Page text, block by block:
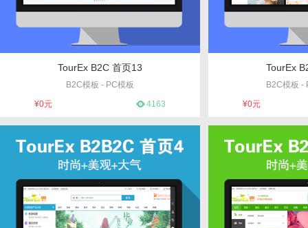
TourEx B2C 首页13
B2C模板 - PC模板
¥0元 4163
TourEx
B2C模板 -
¥0元